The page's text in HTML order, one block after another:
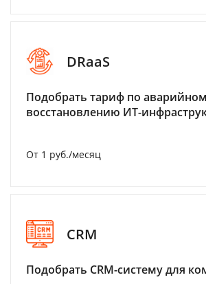
DRaaS
Подобрать тариф по
восстановлению ИТ-
От 1 руб./месяц
CRM
Подобрать CRM-систему для